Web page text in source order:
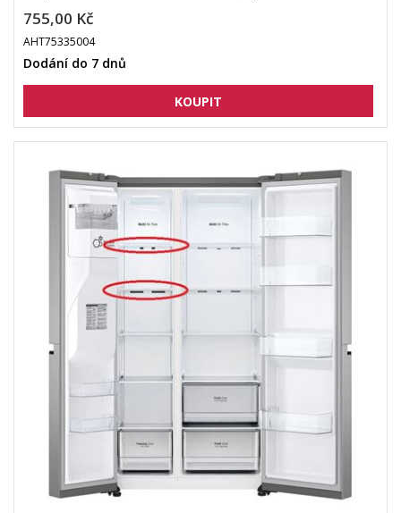
755,00 Kč
AHT75335004
Dodání do 7 dnů